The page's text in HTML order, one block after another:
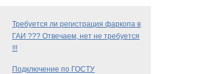
Требуется ли регистрация фаркопа в
ГАИ ??? Отвечаем, нет не требуется
!!!
Подключение по ГОСТУ